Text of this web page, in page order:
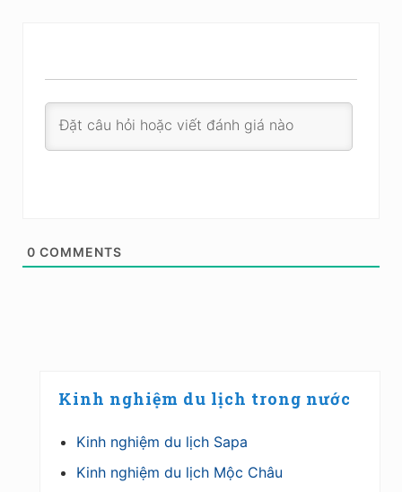
0 COMMENTS
Primary
Sidebar
Kinh nghiệm du lịch trong nước
Kinh nghiệm du lịch Sapa
Kinh nghiệm du lịch Mộc Châu